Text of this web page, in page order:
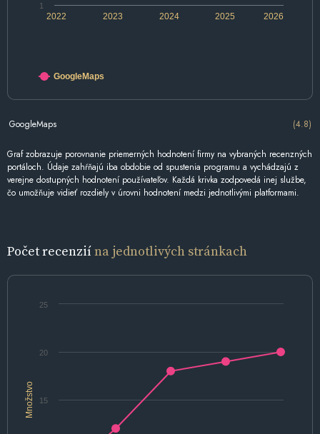
2022 2024 2026
2023 2025
1
GoogleMaps
GoogleMaps (4.8)
Graf zobrazuje porovnanie priemerných hodnotení firmy na vybraných recenzných
portáloch. Údaje zahŕňajú iba obdobie od spustenia programu a vychádzajú z
verejne dostupných hodnotení používateľov. Každá krivka zodpovedá inej službe,
čo umožňuje vidieť rozdiely v úrovni hodnotení medzi jednotlivými platformami.
Počet recenziína jednotlivých stránkach
Množstvo
20
15
25